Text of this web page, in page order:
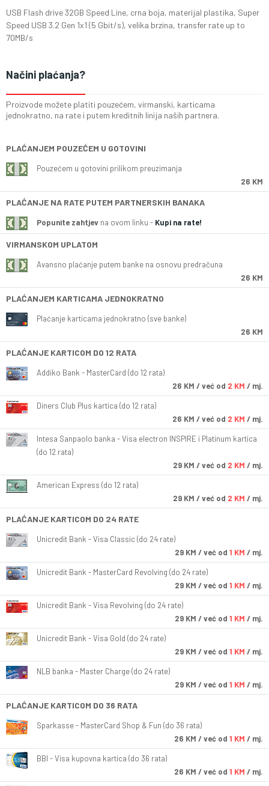
USB Flash drive 32GB Speed Line, crna boja, materijal plastika, Super
Speed USB 3.2 Gen 1x1 (5 Gbit/s), velika brzina, transfer rate up to
70MB/s
Načini plaćanja?
Proizvode možete platiti pouzećem, virmanski, karticama
jednokratno, na rate i putem kreditnih linija naših partnera.
PLAĆANJEM POUZEĆEM U GOTOVINI
Pouzećem u gotovini prilikom preuzimanja
26 KM
PLAĆANJE NA RATE PUTEM PARTNERSKIH BANAKA
Popunite zahtjev na ovom linku - Kupi na rate!
VIRMANSKOM UPLATOM
Avansno plaćanje putem banke na osnovu predračuna
26 KM
PLAĆANJEM KARTICAMA JEDNOKRATNO
Plaćanje karticama jednokratno (sve banke)
26 KM
PLAĆANJE KARTICOM DO 12 RATA
Addiko Bank - MasterCard (do 12 rata)
26 KM / već od 2 KM / mj.
Diners Club Plus kartica (do 12 rata)
26 KM / već od 2 KM / mj.
Intesa Sanpaolo banka - Visa electron INSPIRE i Platinum kartica
(do 12 rata)
29 KM / već od 2 KM / mj.
American Express (do 12 rata)
29 KM / već od 2 KM / mj.
PLAĆANJE KARTICOM DO 24 RATE
Unicredit Bank - Visa Classic (do 24 rate)
29 KM / već od 1 KM / mj.
Unicredit Bank - MasterCard Revolving (do 24 rate)
29 KM / već od 1 KM / mj.
Unicredit Bank - Visa Revolving (do 24 rate)
29 KM / već od 1 KM / mj.
Unicredit Bank - Visa Gold (do 24 rate)
29 KM / već od 1 KM / mj.
NLB banka - Master Charge (do 24 rate)
29 KM / već od 1 KM / mj.
PLAĆANJE KARTICOM DO 36 RATA
Sparkasse - MasterCard Shop & Fun (do 36 rata)
26 KM / već od 1 KM / mj.
BBI - Visa kupovna kartica (do 36 rata)
26 KM / već od 1 KM / mj.